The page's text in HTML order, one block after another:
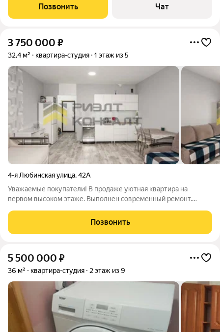
кухня площадью 12 кв. м станет отличным местом для
семейных обедов.
Позвонить Чат
3 750 000 ₽
32,4 м² квартира-студия 1 этаж из 5
4-я Любинская улица,42А
Уважаемые покупатели! В продаже уютная квартира на
первом высоком этаже. Выполнен современный ремонт.
шаговой доступности школа №36, детский сад №119, детские
площадки, различные магазины,
Позвонить
5 500 000 ₽
36 м² квартира-студия 2 этаж из 9